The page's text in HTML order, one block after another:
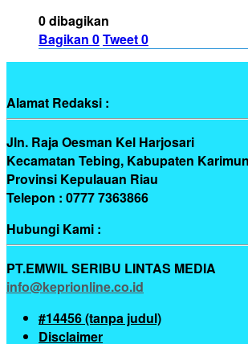
0 dibagikan
Bagikan 0Tweet0
Alamat Redaksi :
Jln. Raja Oesman Kel Harjosari
Kecamatan Tebing, Kabupaten Karimun
Provinsi Kepulauan Riau
Telepon : 0777 7363866
Hubungi Kami :
PT.EMWIL SERIBU LINTAS MEDIA
info@keprionline.co.id
#14456 (tanpa judul)
Disclaimer